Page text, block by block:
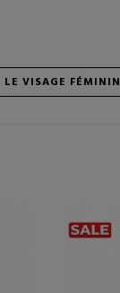
LE VISAGE FÉMININ